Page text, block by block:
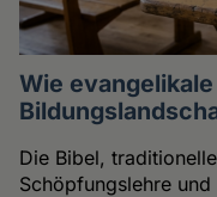
Wie
Die Bibel,
Schöpfungslehre